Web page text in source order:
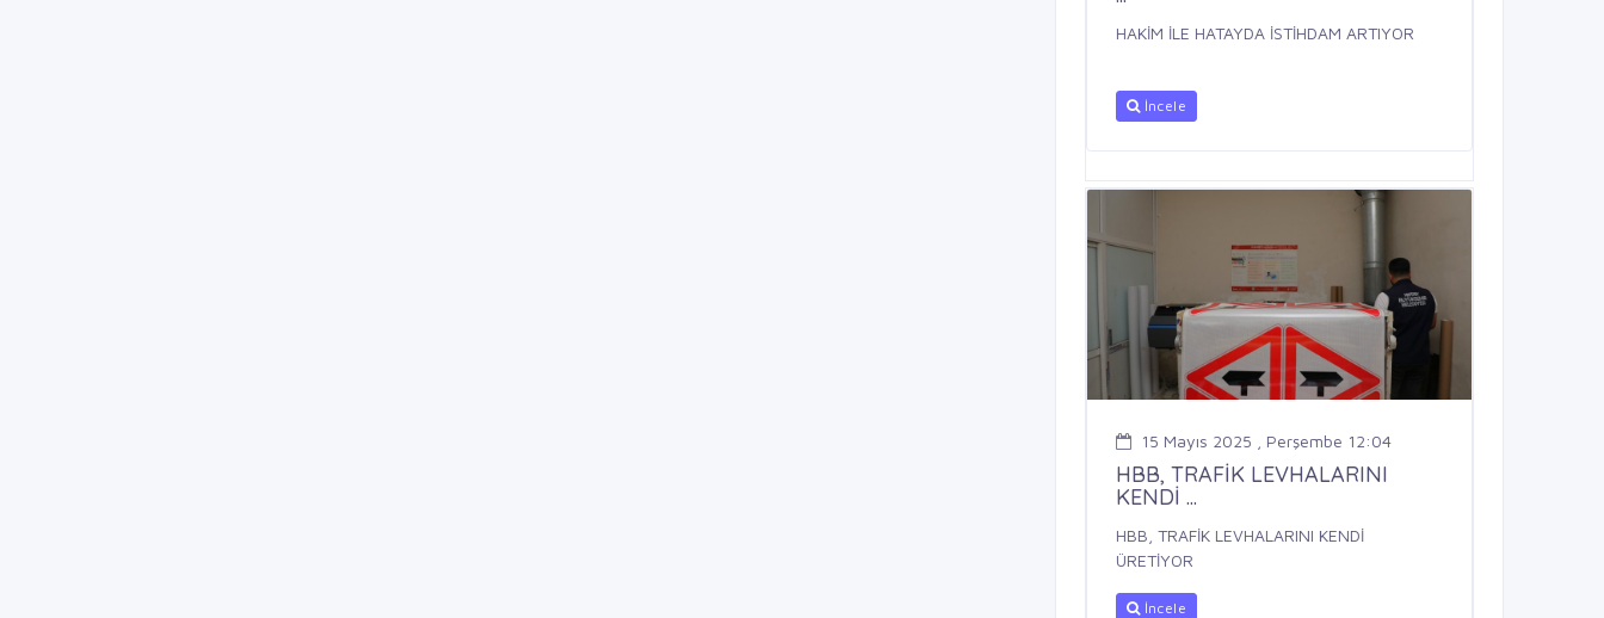
HAKİM İLE HATAYDA İSTİHDAM ARTIYOR
İncele
15 Mayıs 2025 , Perşembe 12:04
HBB, TRAFİK LEVHALARINI
KENDİ ...
HBB, TRAFİK LEVHALARINI KENDİ
ÜRETİYOR
İncele